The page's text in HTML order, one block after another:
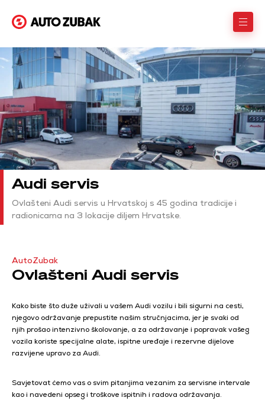
Audi servis
Ovlašteni Audi servis u Hrvatskoj s 45 godina tradicije i
radionicama na 3 lokacije diljem Hrvatske.
AutoZubak
Ovlašteni Audi servis
Kako biste što duže uživali u vašem Audi vozilu i bili sigurni na cesti,
njegovo održavanje prepustite našim stručnjacima, jer je svaki od
njih prošao intenzivno školovanje, a za održavanje i popravak vašeg
vozila koriste specijalne alate, ispitne uređaje i rezervne dijelove
razvijene upravo za Audi.
Savjetovat ćemo vas o svim pitanjima vezanim za servisne intervale
kao i navedeni opseg i troškove ispitnih i radova održavanja.